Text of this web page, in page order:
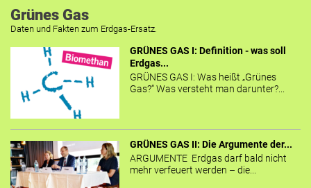
Grünes Gas
Daten und Fakten zum Erdgas-Ersatz.
GRÜNES GAS I: Definition - was soll
Erdgas...
GRÜNES GAS I: Was heißt „Grünes
Gas?“ Was versteht man darunter?...
GRÜNES GAS II: Die Argumente der...
ARGUMENTE Erdgas darf bald nicht
mehr verfeuert werden – die...